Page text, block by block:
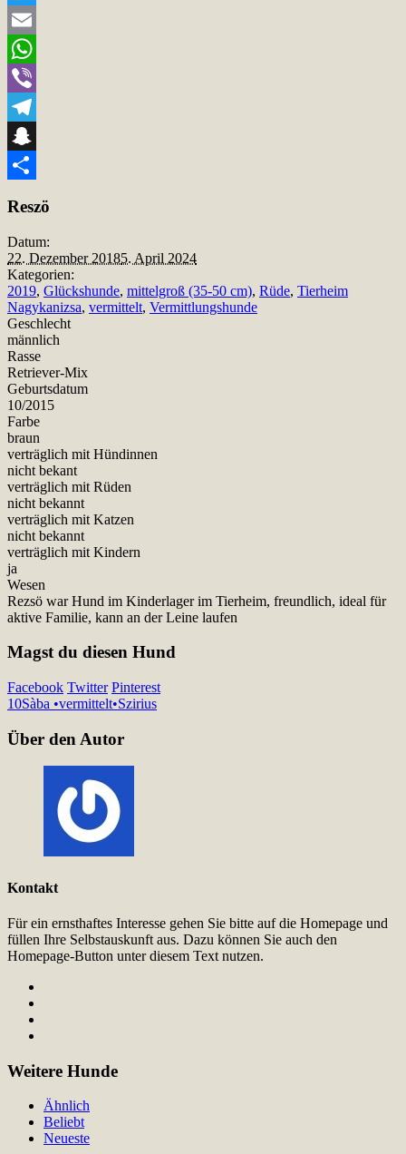
Twitter
Email
WhatsApp
Viber
Telegram
Snapchat
Reszö
Datum:
22. Dezember 20185. April 2024
Kategorien:
2019, Glückshunde, mittelgroß (35-50 cm), Rüde, Tierheim
Nagykanizsa, vermittelt, Vermittlungshunde
Geschlecht
männlich
Rasse
Retriever-Mix
Geburtsdatum
10/2015
Farbe
braun
verträglich mit Hündinnen
nicht bekant
verträglich mit Rüden
nicht bekannt
verträglich mit Katzen
nicht bekannt
verträglich mit Kindern
ja
Wesen
Rezsö war Hund im Kinderlager im Tierheim, freundlich, ideal für
aktive Familie, kann an der Leine laufen
Magst du diesen Hund
Facebook Twitter Pinterest
10Sàba •vermittelt•Szirius
Über den Autor
Kontakt
Für ein ernsthaftes Interesse gehen Sie bitte auf die Homepage und
füllen Ihre Selbstauskunft aus. Dazu können Sie auch den
Homepage-Button unter diesem Text nutzen.
Weitere Hunde
Ähnlich
Beliebt
Neueste